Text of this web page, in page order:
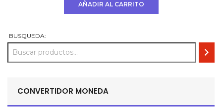
AÑADIR AL CARRITO
BUSQUEDA:
CONVERTIDOR MONEDA